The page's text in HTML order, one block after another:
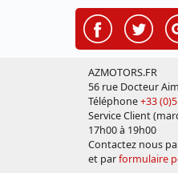
AZMOTORS.FR
56 rue Docteur
Téléphone+33
Service Client
17h00 à 19h00
Contactez nous
et parformulaire